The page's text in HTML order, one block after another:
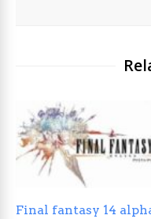
Final fantasy 14